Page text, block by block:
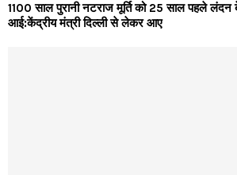
1100 साल पुरानी नटराज मूर्ति को 25 साल पहले लंदन
आई:केंद्रीय मंत्री दिल्ली से लेकर आए